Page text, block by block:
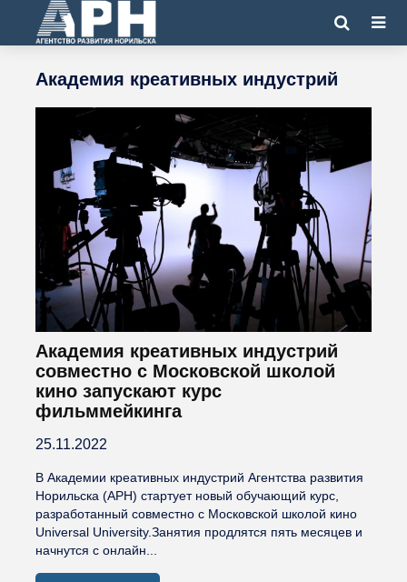
Академия креативных индустрий
Академия креативных индустрий
совместно с Московской школой
кино запускают курс
фильммейкинга
25.11.2022
В Академии креативных индустрий Агентства развития
Норильска (АРН) стартует новый обучающий курс,
разработанный совместно с Московской школой кино
Universal University.Занятия продлятся пять месяцев и
начнутся с онлайн...